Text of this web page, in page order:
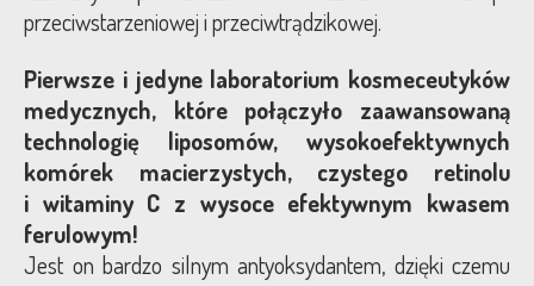
przeciwstarzeniowej i przeciwtrądzikowej.
Pierwsze i jedyne laboratorium kosmeceutyków
medycznych, które połączyło zaawansowaną
technologię liposomów, wysokoefektywnych
komórek macierzystych, czystego retinolu
i witaminy C z wysoce efektywnym kwasem
ferulowym!
Jest on bardzo silnym antyoksydantem, dzięki czemu